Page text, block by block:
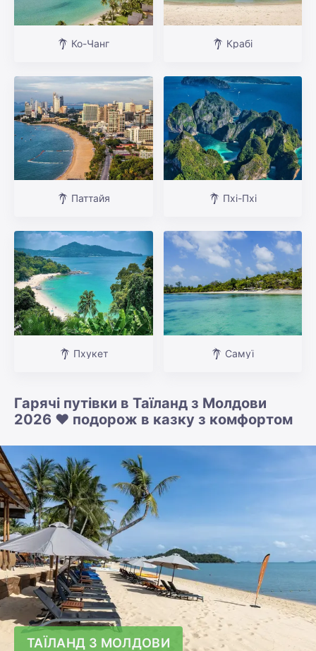
Ко-Чанг Крабі
Паттайя Пхі-Пхі
Пхукет Самуї
Гарячі путівки в Таїланд з Молдови
2026 ❤️ подорож в казку з комфортом
ТАЇЛАНД З МОЛДОВИ